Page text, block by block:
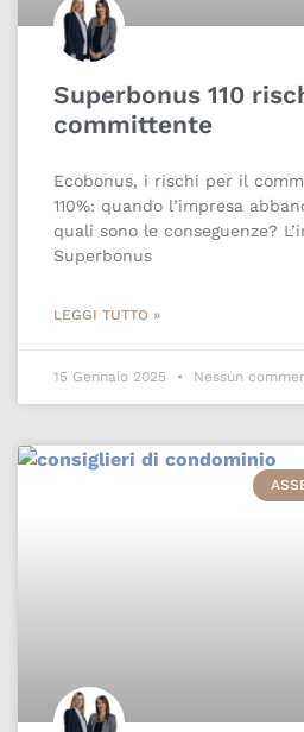
Superbonus 110
committente
Ecobonus, i rischi per il
110%: quando l’impresa
quali sono le conseguenze?
Superbonus
LEGGI TUTTO »
15 Gennaio 2025 Nessun